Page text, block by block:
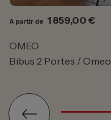
A partir de Prix
1 859,00 €
OMEO
Bibus 2 Portes / Omeo